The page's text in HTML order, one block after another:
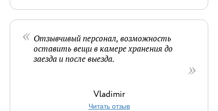
Отзывчивый персонал, возможность
оставить вещи в камере хранения до
заезда и после выезда.
Vladimir
Читать отзыв